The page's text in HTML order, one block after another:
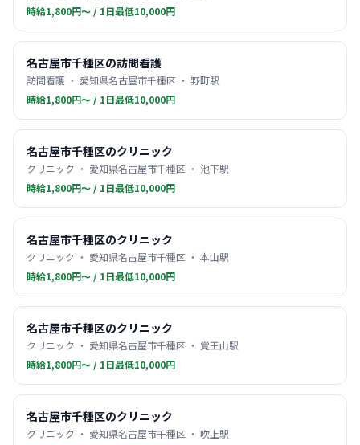
時給1,800円〜 / 1日最低10,000円
名古屋市千種区の訪問看護
訪問看護 ・ 愛知県名古屋市千種区 ・ 野町駅
時給1,800円〜 / 1日最低10,000円
名古屋市千種区のクリニック
クリニック ・ 愛知県名古屋市千種区 ・ 池下駅
時給1,800円〜 / 1日最低10,000円
名古屋市千種区のクリニック
クリニック ・ 愛知県名古屋市千種区 ・ 本山駅
時給1,800円〜 / 1日最低10,000円
名古屋市千種区のクリニック
クリニック ・ 愛知県名古屋市千種区 ・ 覚王山駅
時給1,800円〜 / 1日最低10,000円
名古屋市千種区のクリニック
クリニック ・ 愛知県名古屋市千種区 ・ 吹上駅